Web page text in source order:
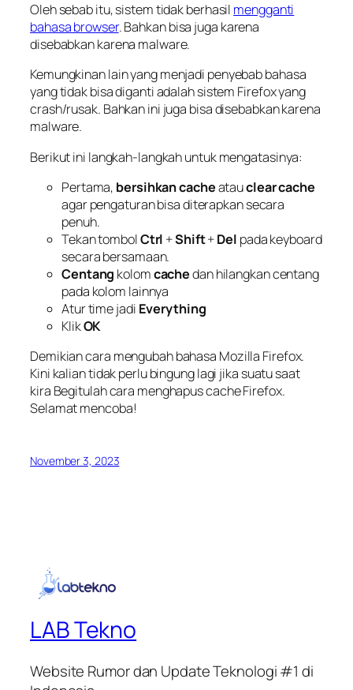
Oleh sebab itu, sistem tidak berhasil mengganti
bahasa browser. Bahkan bisa juga karena
disebabkan karena malware.
Kemungkinan lain yang menjadi penyebab bahasa
yang tidak bisa diganti adalah sistem Firefox yang
crash/rusak. Bahkan ini juga bisa disebabkan karena
malware.
Berikut ini langkah-langkah untuk mengatasinya:
Pertama, bersihkan cacheatauclear cache
agar pengaturan bisa diterapkan secara
penuh.
Tekan tombolCtrl +Shift+Del pada keyboard
secara bersamaan.
Centang kolomcachedan hilangkan centang
pada kolom lainnya
Atur time jadi Everything
KlikOK
Demikian cara mengubah bahasa Mozilla Firefox.
Kini kalian tidak perlu bingung lagi jika suatu saat
kira Begitulah cara menghapus cache Firefox.
Selamat mencoba!
November 3, 2023
LAB Tekno
Website Rumor dan Update Teknologi #1 di